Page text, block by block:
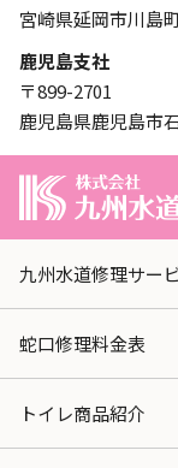
宮崎県延岡市川島
鹿児島支社
〒899-2701
鹿児島県鹿児島市
九州水道修理サー
蛇口修理料金表
トイレ商品紹介